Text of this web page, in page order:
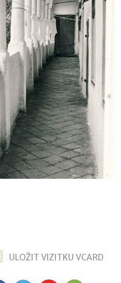
ULOŽIT VIZITKU VCARD